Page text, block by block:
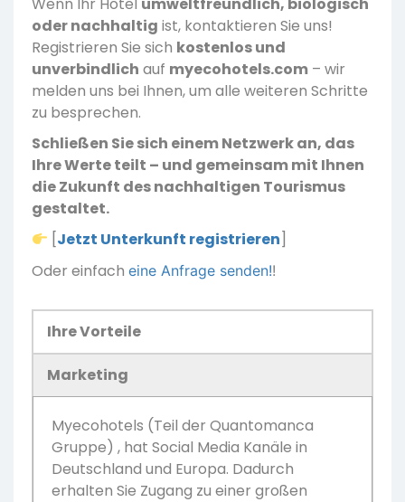
oder nachhaltig ist, kontaktieren Sie uns!
Registrieren Sie sich kostenlos und
unverbindlich auf myecohotels.com – wir
melden uns bei Ihnen, um alle weiteren Schritte
zu besprechen.
Schließen Sie sich einem Netzwerk an, das
Ihre Werte teilt – und gemeinsam mit Ihnen
die Zukunft des nachhaltigen Tourismus
gestaltet.
[Jetzt Unterkunft registrieren]
Oder einfach eine Anfrage senden!!
Ihre Vorteile
Marketing
Myecohotels (Teil der Quantomanca
Gruppe) , hat Social Media Kanäle in
Deutschland und Europa. Dadurch
erhalten Sie Zugang zu einer großen